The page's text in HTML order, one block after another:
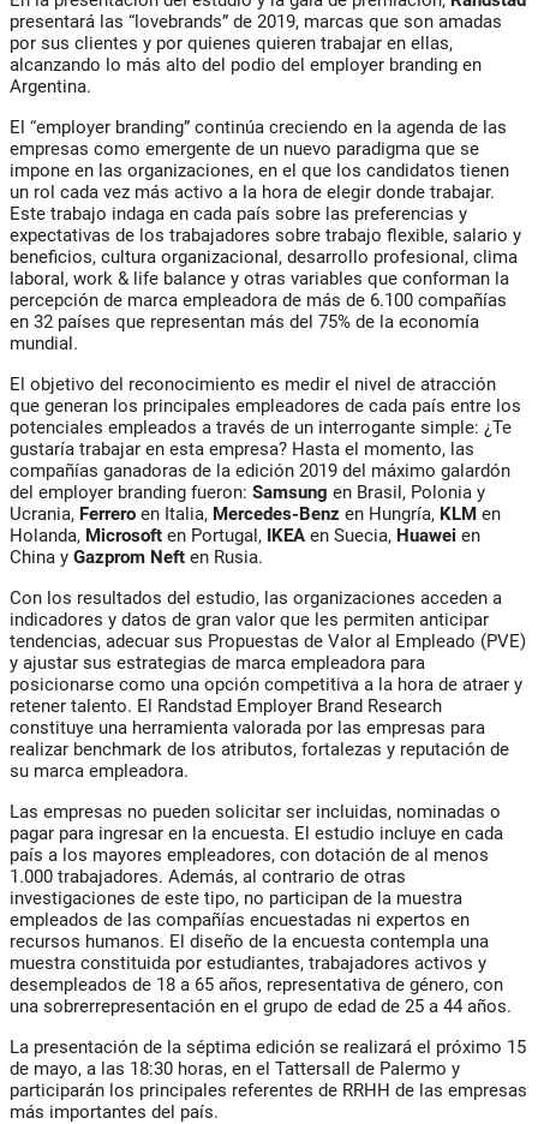
presentará las “lovebrands” de 2019, marcas que son amadas
por sus clientes y por quienes quieren trabajar en ellas,
alcanzando lo más alto del podio del employer branding en
Argentina.
El “employer branding” continúa creciendo en la agenda de las
empresas como emergente de un nuevo paradigma que se
impone en las organizaciones, en el que los candidatos tienen
un rol cada vez más activo a la hora de elegir donde trabajar.
Este trabajo indaga en cada país sobre las preferencias y
expectativas de los trabajadores sobre trabajo flexible, salario y
beneficios, cultura organizacional, desarrollo profesional, clima
laboral, work & life balance y otras variables que conforman la
percepción de marca empleadora de más de 6.100 compañías
en 32 países que representan más del 75% de la economía
mundial.
El objetivo del reconocimiento es medir el nivel de atracción
que generan los principales empleadores de cada país entre los
potenciales empleados a través de un interrogante simple: ¿Te
gustaría trabajar en esta empresa? Hasta el momento, las
compañías ganadoras de la edición 2019 del máximo galardón
del employer branding fueron: Samsung en Brasil, Polonia y
Ucrania, Ferrero en Italia, Mercedes-Benz en Hungría, KLM en
Holanda, Microsoft en Portugal, IKEA en Suecia, Huawei en
China y Gazprom Neft en Rusia.
Con los resultados del estudio, las organizaciones acceden a
indicadores y datos de gran valor que les permiten anticipar
tendencias, adecuar sus Propuestas de Valor al Empleado (PVE)
y ajustar sus estrategias de marca empleadora para
posicionarse como una opción competitiva a la hora de atraer y
retener talento. El Randstad Employer Brand Research
constituye una herramienta valorada por las empresas para
realizar benchmark de los atributos, fortalezas y reputación de
su marca empleadora.
Las empresas no pueden solicitar ser incluidas, nominadas o
pagar para ingresar en la encuesta. El estudio incluye en cada
país a los mayores empleadores, con dotación de al menos
1.000 trabajadores. Además, al contrario de otras
investigaciones de este tipo, no participan de la muestra
empleados de las compañías encuestadas ni expertos en
recursos humanos. El diseño de la encuesta contempla una
muestra constituida por estudiantes, trabajadores activos y
desempleados de 18 a 65 años, representativa de género, con
una sobrerrepresentación en el grupo de edad de 25 a 44 años.
La presentación de la séptima edición se realizará el próximo 15
de mayo, a las 18:30 horas, en el Tattersall de Palermo y
participarán los principales referentes de RRHH de las empresas
más importantes del país.